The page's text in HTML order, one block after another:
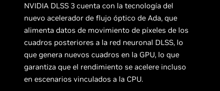
NVIDIA DLSS 3 cuenta con la tecnología del
nuevo acelerador de flujo óptico de Ada, que
alimenta datos de movimiento de píxeles de los
cuadros posteriores a la red neuronal DLSS, lo
que genera nuevos cuadros en la GPU, lo que
garantiza que el rendimiento se acelere incluso
en escenarios vinculados a la CPU.